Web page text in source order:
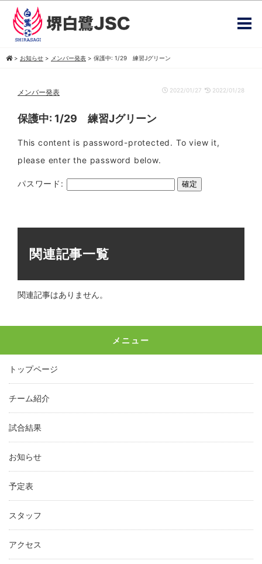
> お知らせ > メンバー発表 > 保護中: 1/29 練習Jグリーン
メンバー発表 2022/01/27 2022/01/28
保護中: 1/29 練習Jグリーン
This content is password-protected. To view it,
please enter the password below.
パスワード:
関連記事一覧
関連記事はありません。
メニュー
トップページ
チーム紹介
試合結果
お知らせ
予定表
スタッフ
アクセス